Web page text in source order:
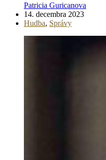
Patricia Guricanova
14. decembra 2023
Hudba, Správy